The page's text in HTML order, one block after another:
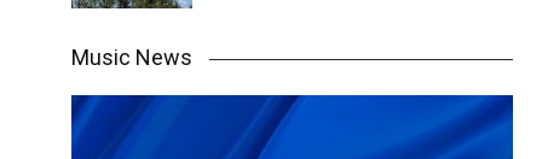
Music News